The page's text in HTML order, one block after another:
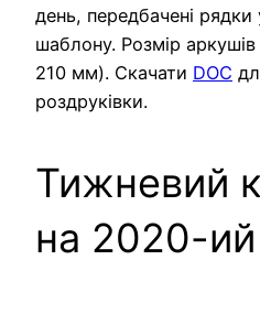
день, передбачені рядки
шаблону. Розмір
210 мм). Скачати DOC
роздруківки.
Тижневий
на 2020-ий